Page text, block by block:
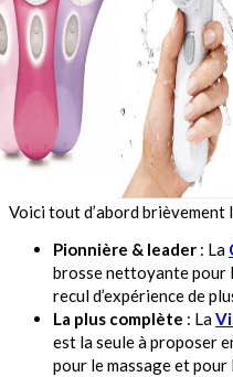
Voici tout d’abord
Pionnière & leader : La
brosse nettoyante pour
recul d’expérience de
La plus complète : La
est la seule à proposer
pour le massage et pour